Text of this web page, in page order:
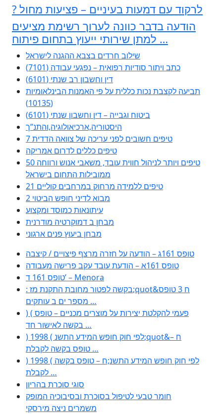
? לרקוד עם דמעות בעיניים – פציעות מחול
הודעה בדבר כוונה לערוך רשימת מציעים
למתן שירותי ייעוץ בתחום פיתוח …
שילוב חרדים בצבא ההגנה לישראל
כתב ויתור סודיות רפואית – נפגעי עבודה (7101)
דין וחשבון רב שנתי (6101)
תביעה לקצבת נכות כללית על פי האמנות הבינלאומיות
(10135)
ביטוח וגבייה – דין וחשבון שנתי (6101)
היסטוריה,ארכיאולוגיה,והתנ”ך
7 טיפים חשובים לפני עריכה של צוואה הדדית
טיפים כללים לדרום אמריקה
50 טיפים ויותר לניהול חווית עובד, משאבי אנוש ורווחה
ממובילות התחום בישראל
21 טיפים ללמידה מרחוק במרחבים קוליים
מבוא לדיני חופש הביטוי 2
עיתונאות כמוסד ומקצוע
מבחן ב דמוקרטיה מודרנית
מבחן ביעוץ פנים ארגוני
טופס 161ג – הודעה על חזרה מרצף פיצויים / קיצבה
טופס 161א – הודעת עובד עקב פרישה מעבודה
טופס 161 ד’ – Menora
: בקשה לפטור מחובת התקנת מז;quot&ח 3 טופס
מספר ים ב עותקים …
) ( פעמי להקלטת יצירות על מוצרים מכניים – טופס
בקשה לאישור חד …
) 1998 ( לפי חוק חופש המידע התשנ;quot&ח –
טופס בקשה לקבלת …
) 1998 ( לפי חוק חופש המידע התשנ;ח – טופס בקשה
לקבלת …
סוגי סוכרת בהריון
חומר טבעי לטיפול בסוכרת ובסיבוכיה המופק
משמרים ניצה מירסקי